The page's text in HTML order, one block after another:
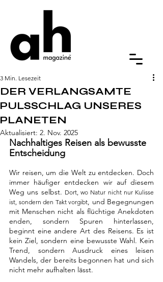
DER VERLANGSAMTE
PULSSCHLAG UNSERES
PLANETEN
3 Min. Lesezeit
Aktualisiert: 2. Nov. 2025
Nachhaltiges Reisen als bewusste
Entscheidung
Wir reisen, um die Welt zu entdecken. Doch
immer häufiger entdecken wir auf diesem
Weg uns selbst. Dort, wo Natur nicht nur Kulisse
ist, sondern den Takt vorgibt, und Begegnungen
mit Menschen nicht als flüchtige Anekdoten
enden, sondern Spuren hinterlassen,
beginnt eine andere Art des Reisens. Es ist
kein Ziel, sondern eine bewusste Wahl. Kein
Trend, sondern Ausdruck eines leisen
Wandels, der bereits begonnen hat und sich
nicht mehr aufhalten lässt.